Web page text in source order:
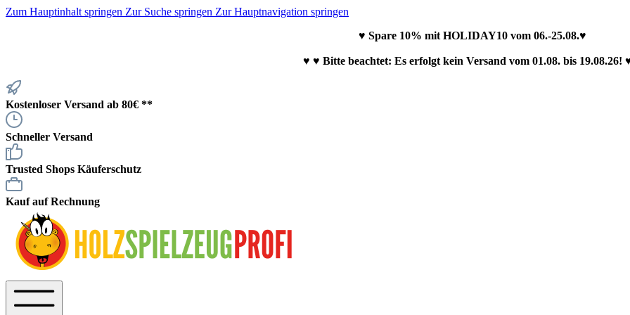
Zum Hauptinhalt springen Zur Suche springen Zur Hauptnavigation springen
♥ Spare 10% mit HOLIDAY10 vom 06.-25.08.♥
♥ ♥ Bitte beachtet: Es erfolgt kein Versand vom 01.08. bis 19.08.26!
Kostenloser Versand ab 80€ **
Schneller Versand
Trusted Shops Käuferschutz
Kauf auf Rechnung